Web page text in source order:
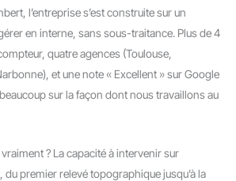
l’entreprise s’est construite sur un
en interne, sans sous-traitance. Plus de 4
quatre agences (Toulouse,
et une note « Excellent » sur Google
sur la façon dont nous travaillons au
? La capacité à intervenir sur
du premier relevé topographique jusqu’à la